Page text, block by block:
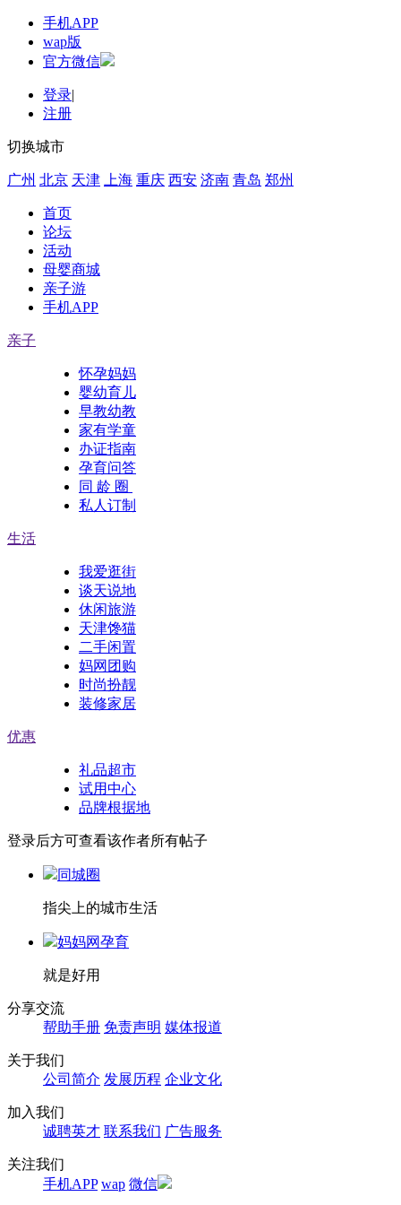
手机APP
wap版
官方微信
登录|
注册
切换城市
广州 北京 天津 上海 重庆 西安 济南 青岛 郑州
首页
论坛
活动
母婴商城
亲子游
手机APP
亲子
怀孕妈妈
婴幼育儿
早教幼教
家有学童
办证指南
孕育问答
同 龄 圈
私人订制
生活
我爱逛街
谈天说地
休闲旅游
天津馋猫
二手闲置
妈网团购
时尚扮靓
装修家居
优惠
礼品超市
试用中心
品牌根据地
登录后方可查看该作者所有帖子
同城圈
指尖上的城市生活
妈妈网孕育
就是好用
分享交流
帮助手册 免责声明 媒体报道
关于我们
公司简介 发展历程 企业文化
加入我们
诚聘英才 联系我们 广告服务
关注我们
手机APP wap 微信